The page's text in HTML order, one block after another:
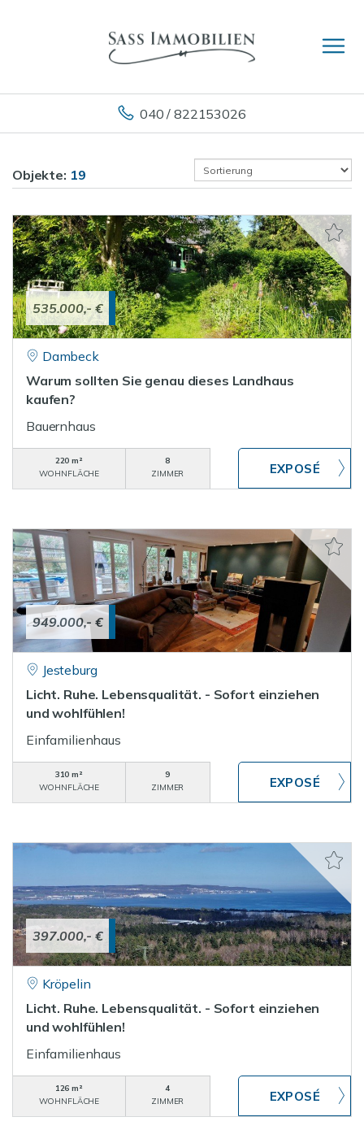
040 / 822153026
Objekte: 19
535.000,- €
Dambeck
Warum sollten Sie genau dieses Landhaus
kaufen?
Bauernhaus
220 m²
WOHNFLÄCHE
8
ZIMMER
949.000,- €
Jesteburg
Licht. Ruhe. Lebensqualität. - Sofort einziehen
und wohlfühlen!
Einfamilienhaus
310 m²
WOHNFLÄCHE
9
ZIMMER
397.000,- €
Kröpelin
Licht. Ruhe. Lebensqualität. - Sofort einziehen
und wohlfühlen!
Einfamilienhaus
126 m²
WOHNFLÄCHE
4
ZIMMER